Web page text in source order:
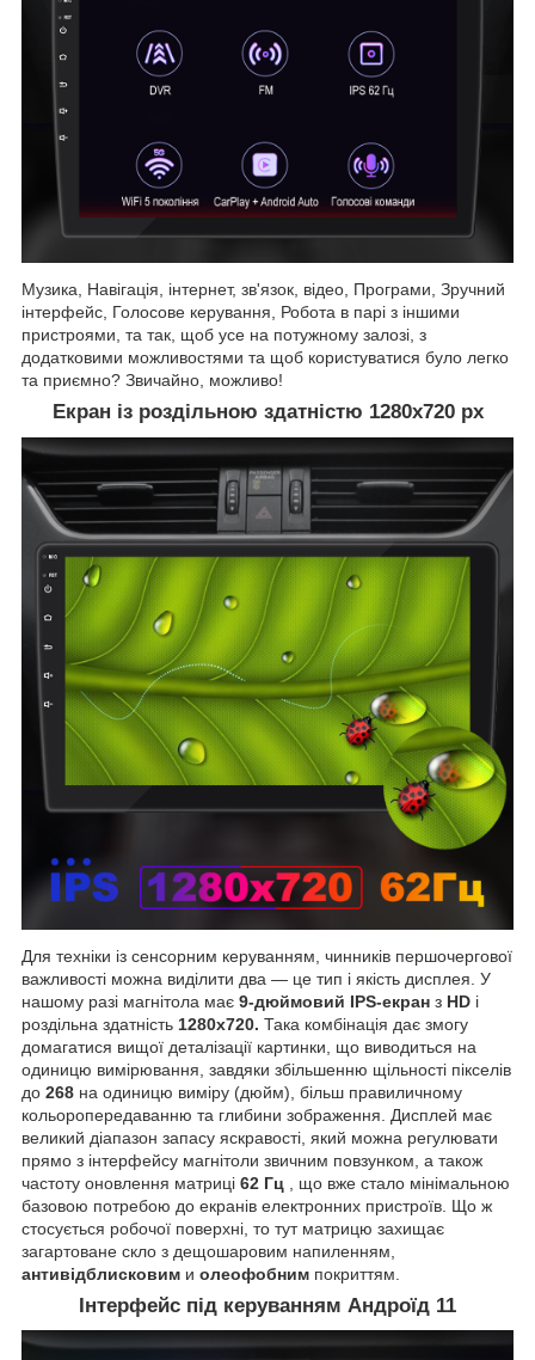
Музика, Навігація, інтернет, зв'язок, відео, Програми, Зручний
інтерфейс, Голосове керування, Робота в парі з іншими
пристроями, та так, щоб усе на потужному залозі, з
додатковими можливостями та щоб користуватися було легко
та приємно? Звичайно, можливо!
Екран із роздільною здатністю 1280х720 рх
Для техніки із сенсорним керуванням, чинників першочергової
важливості можна виділити два — це тип і якість дисплея. У
нашому разі магнітола має 9-дюймовий IPS-екран з HD і
роздільна здатність 1280х720. Така комбінація дає змогу
домагатися вищої деталізації картинки, що виводиться на
одиницю вимірювання, завдяки збільшенню щільності пікселів
до 268 на одиницю виміру (дюйм), більш правиличному
кольоропередаванню та глибини зображення. Дисплей має
великий діапазон запасу яскравості, який можна регулювати
прямо з інтерфейсу магнітоли звичним повзунком, а також
частоту оновлення матриці 62 Гц , що вже стало мінімальною
базовою потребою до екранів електронних пристроїв. Що ж
стосується робочої поверхні, то тут матрицю захищає
загартоване скло з дещошаровим напиленням,
антивідблисковим и олеофобним покриттям.
Інтерфейс під керуванням Андроїд 11